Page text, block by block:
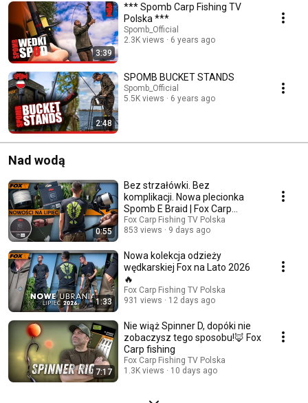
3:39
*** Spomb Carp Fishing TV
Polska ***
Spomb_Official
2.3K views
6 years ago
2:48
SPOMB BUCKET STANDS
Spomb_Official
5.5K views
6 years ago
Nad wodą
0:55
Bez strzałówki. Bez
komplikacji. Nowa plecionka
Spomb E Braid | Fox Carp
fishhing
Fox Carp Fishing TV Polska
853 views
9 days ago
1:33
Nowa kolekcja odzieży
wędkarskiej Fox na Lato 2026
🔥
Fox Carp Fishing TV Polska
931 views
12 days ago
7:17
Nie wiąż Spinner D, dopóki nie
zobaczysz tego sposobu!🦊 Fox
Carp fishing
Fox Carp Fishing TV Polska
1.3K views
10 days ago